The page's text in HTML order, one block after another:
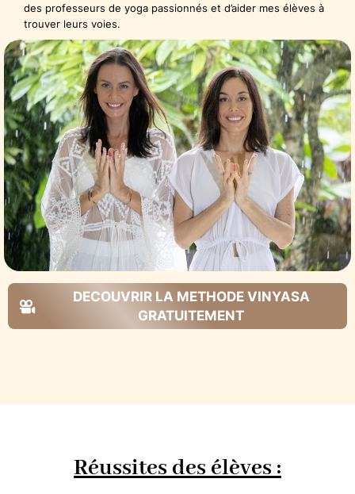
des professeurs de yoga passionnés et d’aider mes élèves à
trouver leurs voies.
DECOUVRIR LA METHODE VINYASA
GRATUITEMENT
Réussites des élèves :